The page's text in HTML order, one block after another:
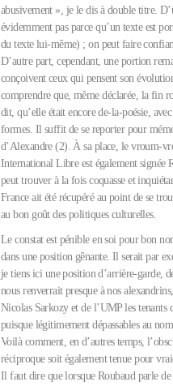
abusivement », je le dis à double titre.
évidemment pas parce qu’un texte est
du texte lui-même) ; on peut faire
D’autre part, cependant, une portion
conçoivent ceux qui pensent son
comprendre que, même déclarée, la fin
dit, qu’elle était encore de-la-poésie,
formes. Il suffit de se reporter pour
d’Alexandre (2). À sa place, le vroum-
International Libre est également signée
peut trouver à la fois coquasse et
France ait été récupéré au point de se
au bon goût des politiques culturelles.
Le constat est pénible en soi pour bon
dans une position gênante. Il serait par
je tiens ici une position d’arrière-garde,
nous renverrait presque à nos
Nicolas Sarkozy et de l’UMP les tenants
puisque légitimement dépassables au
Voilà comment, en d’autres temps,
réciproque soit également tenue pour
Il faut dire que lorsque Roubaud parle